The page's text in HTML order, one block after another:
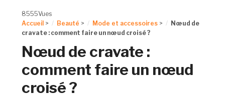
8555Vues
Accueil > Beauté > Mode et accessoires >
Nœud de
cravate : comment faire un nœud croisé ?
Nœud de cravate :
comment faire un nœud
croisé ?